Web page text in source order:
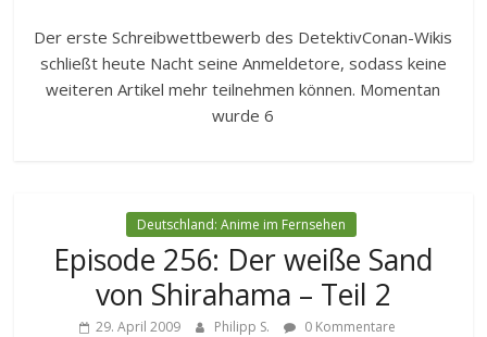
Der erste Schreibwettbewerb des DetektivConan-Wikis
schließt heute Nacht seine Anmeldetore, sodass keine
weiteren Artikel mehr teilnehmen können. Momentan
wurde 6
Deutschland: Anime im Fernsehen
Episode 256: Der weiße Sand
von Shirahama – Teil 2
29. April 2009 Philipp S. 0 Kommentare